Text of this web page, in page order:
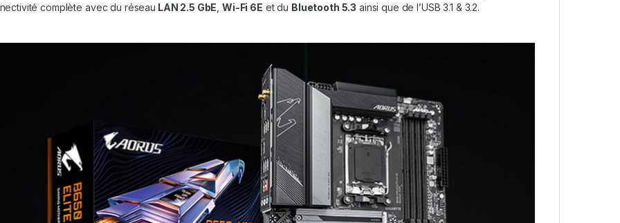
complète avec du réseau LAN 2.5 GbE ,Wi-Fi 6E et du Bluetooth 5.3 ainsi que de l’USB 3.1 & 3.2.